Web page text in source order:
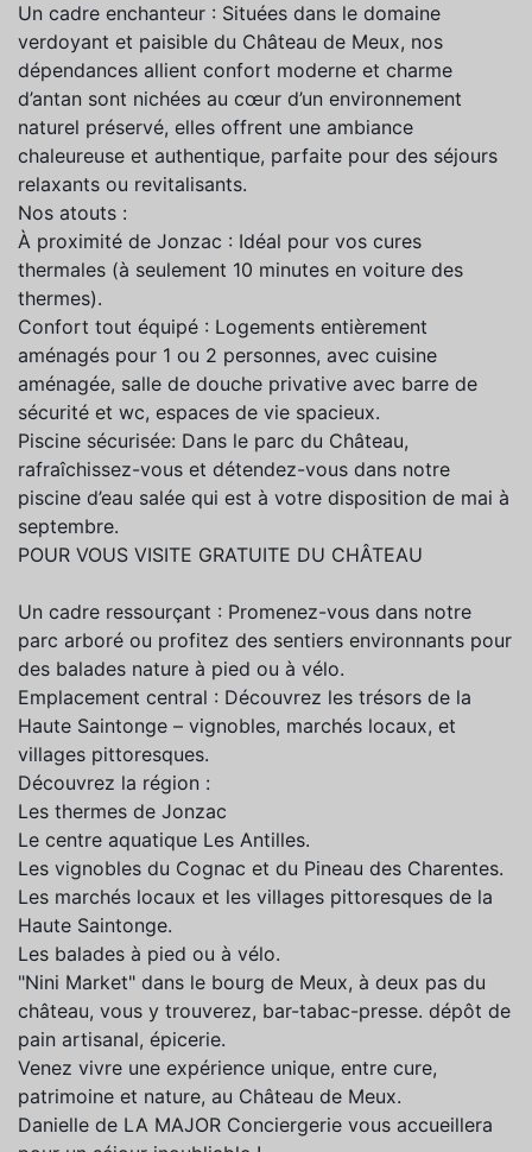
Un cadre enchanteur : Situées dans le domaine
verdoyant et paisible du Château de Meux, nos
dépendances allient confort moderne et charme
d’antan sont nichées au cœur d’un environnement
naturel préservé, elles offrent une ambiance
chaleureuse et authentique, parfaite pour des séjours
relaxants ou revitalisants.
Nos atouts :
À proximité de Jonzac : Idéal pour vos cures
thermales (à seulement 10 minutes en voiture des
thermes).
Confort tout équipé : Logements entièrement
aménagés pour 1 ou 2 personnes, avec cuisine
aménagée, salle de douche privative avec barre de
sécurité et wc, espaces de vie spacieux.
Piscine sécurisée: Dans le parc du Château,
rafraîchissez-vous et détendez-vous dans notre
piscine d’eau salée qui est à votre disposition de mai à
septembre.
POUR VOUS VISITE GRATUITE DU CHÂTEAU
Un cadre ressourçant : Promenez-vous dans notre
parc arboré ou profitez des sentiers environnants pour
des balades nature à pied ou à vélo.
Emplacement central : Découvrez les trésors de la
Haute Saintonge – vignobles, marchés locaux, et
villages pittoresques.
Découvrez la région :
Les thermes de Jonzac
Le centre aquatique Les Antilles.
Les vignobles du Cognac et du Pineau des Charentes.
Les marchés locaux et les villages pittoresques de la
Haute Saintonge.
Les balades à pied ou à vélo.
"Nini Market" dans le bourg de Meux, à deux pas du
château, vous y trouverez, bar-tabac-presse. dépôt de
pain artisanal, épicerie.
Venez vivre une expérience unique, entre cure,
patrimoine et nature, au Château de Meux.
Danielle de LA MAJOR Conciergerie vous accueillera